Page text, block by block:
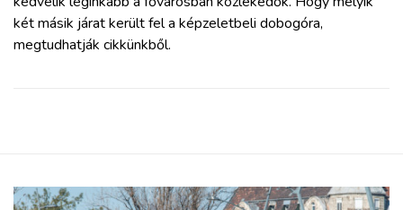
két másik járat került fel a képzeletbeli dobogóra,
megtudhatják cikkünkből.